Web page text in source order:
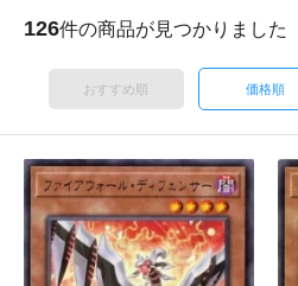
126件の商品が見つかりました
おすすめ順 価格順